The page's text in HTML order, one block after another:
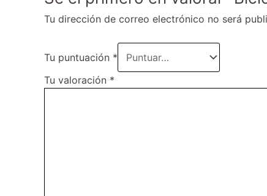
Tu dirección de correo electrónico no será
Tu puntuación *
Tu valoración *